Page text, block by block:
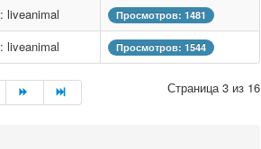
liveanimal Просмотров: 1481
liveanimal Просмотров: 1544
Страница 3 из 16